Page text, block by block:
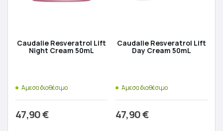
Caudalie Resveratrol Lift
Night Cream 50mL
Άμεσα διαθέσιμο
47,90€
Caudalie Resveratrol Lift
Day Cream 50mL
Άμεσα διαθέσιμο
47,90€